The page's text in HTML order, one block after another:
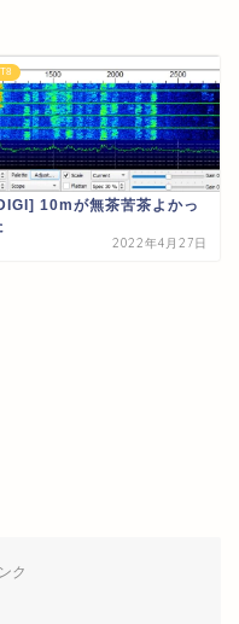
10mが無茶苦茶よかっ
2022年4月27日
ク